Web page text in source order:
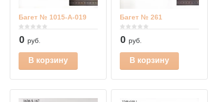
Багет № 1015-А-019
0 руб.
В корзину
Багет № 261
0 руб.
В корзину